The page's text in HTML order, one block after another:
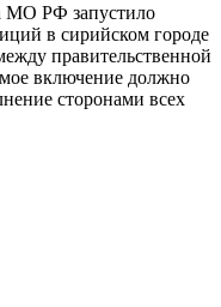
МО РФ запустило
в сирийском городе
правительственной
включение должно
сторонами всех